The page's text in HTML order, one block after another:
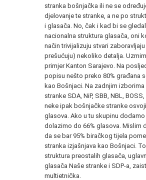
stranka bošnjačka ili ne se
djelovanje te stranke, a ne po
i glasača. No, čak i kad bi se
nacionalna struktura glasača, oni
način trivijalizuju stvari zaboravljaju
prešućuju) nekoliko detalja.
primjer Kanton Sarajevo. Na
popisu nešto preko 80% građana
kao Bošnjaci. Na zadnjim izborima
stranke SDA, NiP, SBB, NBL,
neke ipak bošnjačke stranke
glasova. Ako u tu skupinu dodamo
dolazimo do 66% glasova. Mislim
da se bar 95% biračkog tijela
stranka izjašnjava kao Bošnjaci.
struktura preostalih glasača,
glasača Naše stranke i SDP-a,
multietnička.